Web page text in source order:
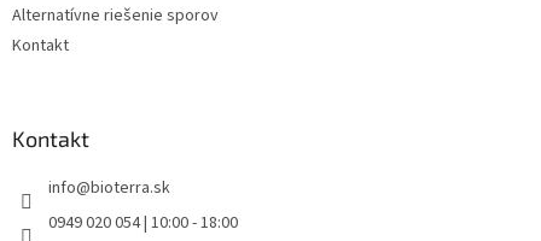
Alternatívne riešenie sporov
Kontakt
Kontakt
info@bioterra.sk
0949 020 054 | 10:00 - 18:00